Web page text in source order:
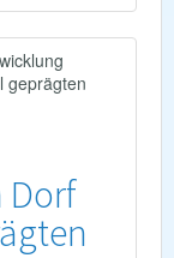
geprägten
Dorf